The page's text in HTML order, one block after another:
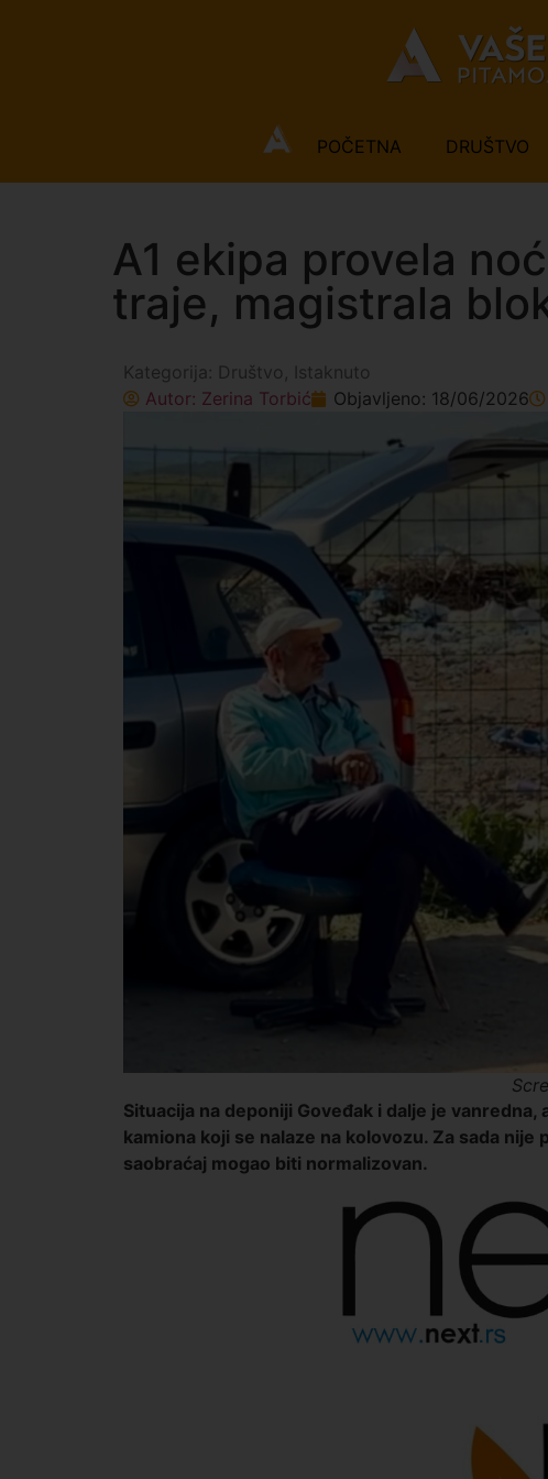
POČETNA DRUŠTVO
A1 ekipa provela
traje, magistrala
Kategorija: Društvo , Istaknuto
Autor: Zerina Torbić Objavljeno: 18/06/2026
Situacija na deponiji Goveđak i dalje je
kamiona koji se nalaze na kolovozu. Za sada
saobraćaj mogao biti normalizovan.